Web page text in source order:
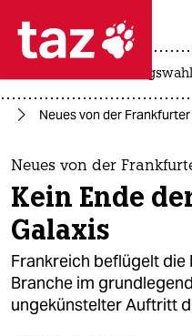
 taz
taz zahl
themen
politik
öko
gesellschaft
Neues von der
Neues von der
Kein Ende
Galaxis
Frankreich beflügelt die
Branche im
ungekünstelter Auftritt